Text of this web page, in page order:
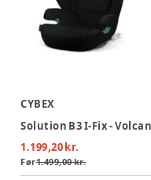
CYBEX
1.199,20 kr.
Før1.499,00 kr.